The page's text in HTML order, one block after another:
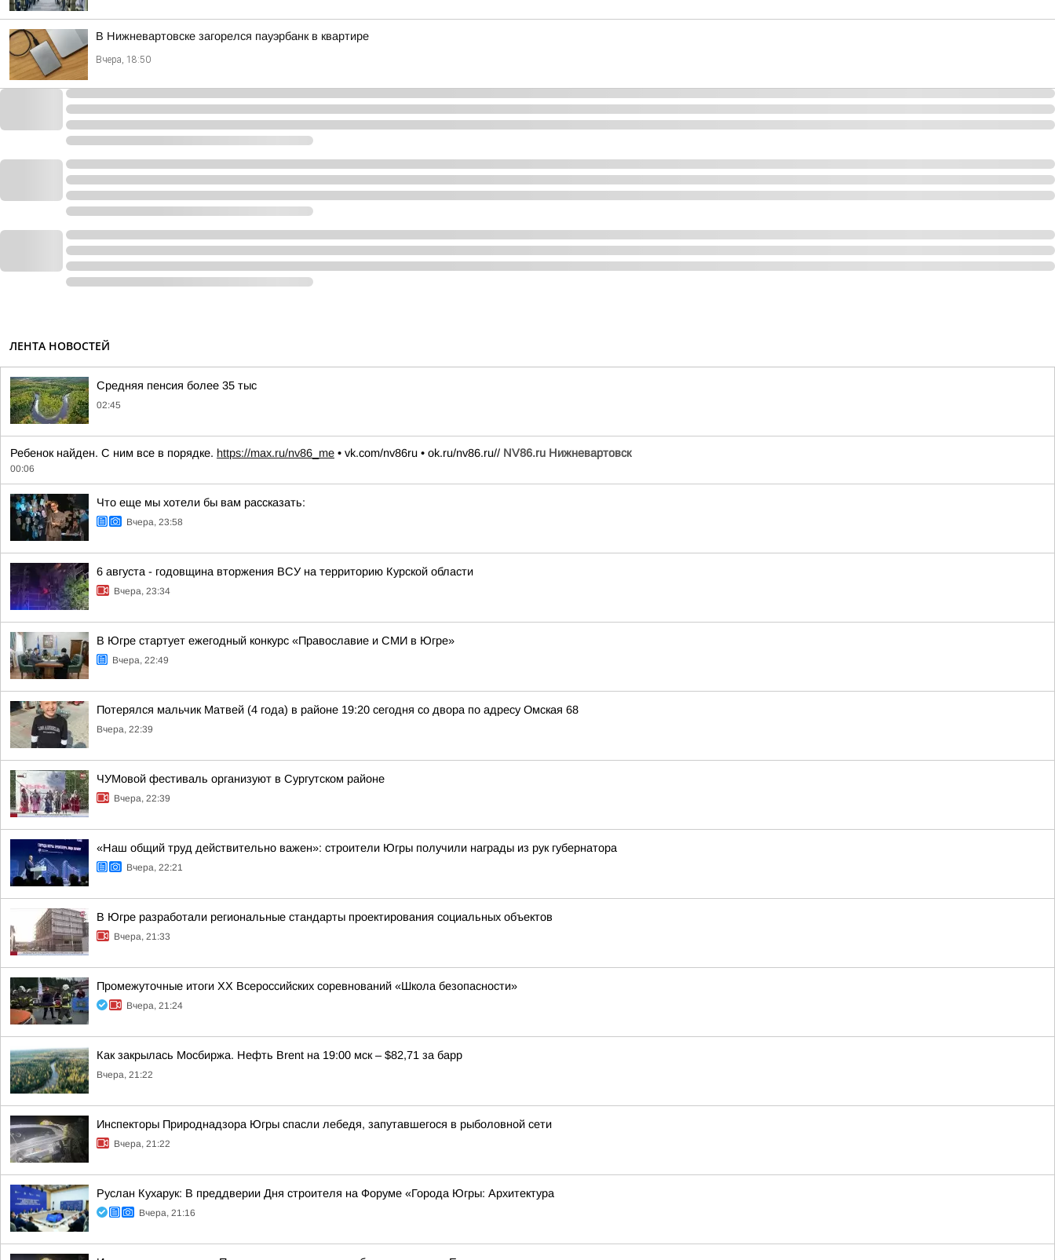
В Нижневартовске загорелся пауэрбанк в квартире
Вчера, 18:50
ЛЕНТА НОВОСТЕЙ
Средняя пенсия более 35 тыс
02:45
Ребенок найден. С ним все в порядке. https://max.ru/nv86_me • vk.com/nv86ru • ok.ru/nv86.ru// NV86.ru Нижневартовск
00:06
Что еще мы хотели бы вам рассказать:
Вчера, 23:58
6 августа - годовщина вторжения ВСУ на территорию Курской области
Вчера, 23:34
В Югре стартует ежегодный конкурс «Православие и СМИ в Югре»
Вчера, 22:49
Потерялся мальчик Матвей (4 года) в районе 19:20 сегодня со двора по адресу Омская 68
Вчера, 22:39
ЧУМовой фестиваль организуют в Сургутском районе
Вчера, 22:39
«Наш общий труд действительно важен»: строители Югры получили награды из рук губернатора
Вчера, 22:21
В Югре разработали региональные стандарты проектирования социальных объектов
Вчера, 21:33
Промежуточные итоги XX Всероссийских соревнований «Школа безопасности»
Вчера, 21:24
Как закрылась Мосбиржа. Нефть Brent на 19:00 мск – $82,71 за барр
Вчера, 21:22
Инспекторы Природнадзора Югры спасли лебедя, запутавшегося в рыболовной сети
Вчера, 21:22
Руслан Кухарук: В преддверии Дня строителя на Форуме «Города Югры: Архитектура
Вчера, 21:16